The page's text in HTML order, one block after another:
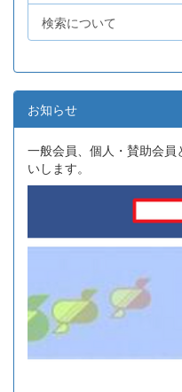
検索について
お知らせ
一般会員、個人・賛助会
いします。